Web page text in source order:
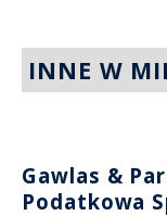
INNE W
Gawlas &
Podatkowa